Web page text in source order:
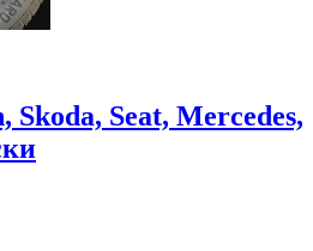
Skoda, Seat, Mercedes,